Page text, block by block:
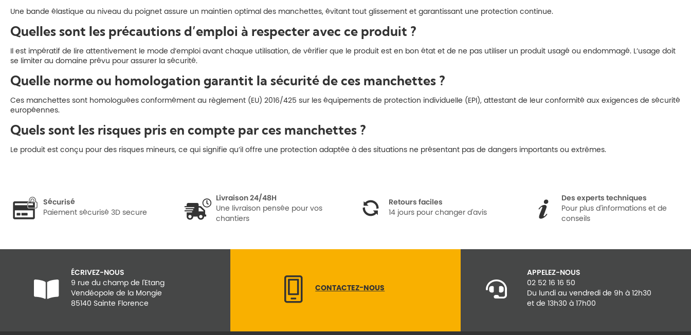
Une bande élastique au niveau du poignet assure un maintien optimal des manchettes, évitant tout glissement et garantissant une protection continue.
Quelles sont les précautions d’emploi à respecter avec ce produit ?
Il est impératif de lire attentivement le mode d’emploi avant chaque utilisation, de vérifier que le produit est en bon état et de ne pas utiliser un produit usagé ou endommagé. L’usage doit
se limiter au domaine prévu pour assurer la sécurité.
Quelle norme ou homologation garantit la sécurité de ces manchettes ?
Ces manchettes sont homologuées conformément au règlement (EU) 2016/425 sur les équipements de protection individuelle (EPI), attestant de leur conformité aux exigences de sécurité
européennes.
Quels sont les risques pris en compte par ces manchettes ?
Le produit est conçu pour des risques mineurs, ce qui signifie qu’il offre une protection adaptée à des situations ne présentant pas de dangers importants ou extrêmes.
Sécurisé
Paiement sécurisé 3D secure
Livraison 24/48H
Une livraison pensée pour vos
chantiers
Retours faciles
14 jours pour changer d'avis
Des experts techniques
Pour plus d'informations et de
conseils
ÉCRIVEZ-NOUS
9 rue du champ de l'Etang
Vendéopole de la Mongie
85140 Sainte Florence
CONTACTEZ-NOUS
APPELEZ-NOUS
02 52 16 16 50
Du lundi au vendredi de 9h à 12h30
et de 13h30 à 17h00